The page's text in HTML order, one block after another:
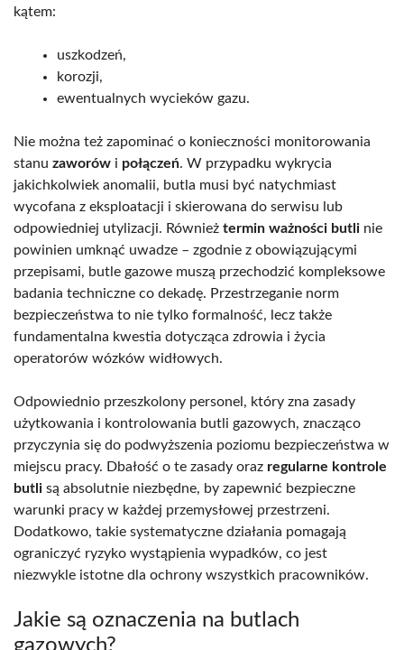
kątem:
uszkodzeń,
korozji,
ewentualnych wycieków gazu.
Nie można też zapominać o konieczności monitorowania
stanu zaworów i połączeń. W przypadku wykrycia
jakichkolwiek anomalii, butla musi być natychmiast
wycofana z eksploatacji i skierowana do serwisu lub
odpowiedniej utylizacji. Również termin ważności butli nie
powinien umknąć uwadze – zgodnie z obowiązującymi
przepisami, butle gazowe muszą przechodzić kompleksowe
badania techniczne co dekadę. Przestrzeganie norm
bezpieczeństwa to nie tylko formalność, lecz także
fundamentalna kwestia dotycząca zdrowia i życia
operatorów wózków widłowych.
Odpowiednio przeszkolony personel, który zna zasady
użytkowania i kontrolowania butli gazowych, znacząco
przyczynia się do podwyższenia poziomu bezpieczeństwa w
miejscu pracy. Dbałość o te zasady oraz regularne kontrole
butli są absolutnie niezbędne, by zapewnić bezpieczne
warunki pracy w każdej przemysłowej przestrzeni.
Dodatkowo, takie systematyczne działania pomagają
ograniczyć ryzyko wystąpienia wypadków, co jest
niezwykle istotne dla ochrony wszystkich pracowników.
Jakie są oznaczenia na butlach
gazowych?